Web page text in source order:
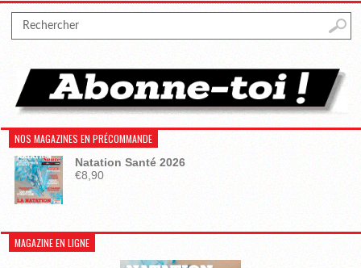
NOS MAGAZINES EN PRÉCOMMANDE
Natation Santé 2026
€8,90
MAGAZINE EN LIGNE